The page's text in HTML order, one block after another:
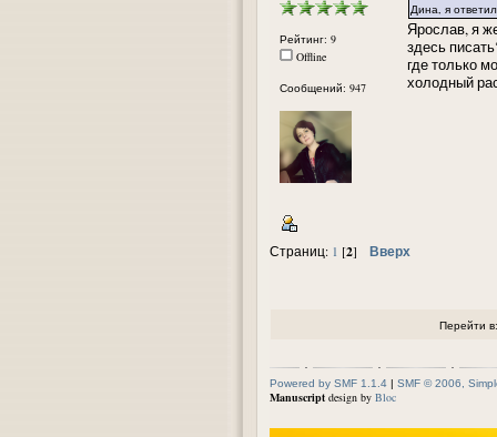
Рейтинг: 9
Offline
Сообщений: 947
Дина, я
Ярослав, я
здесь
где только
холодный
Страниц: 1 [2] Вверх
Перейти в:
Powered by SMF 1.1.4 | SMF © 2006,
Manuscript design by Bloc